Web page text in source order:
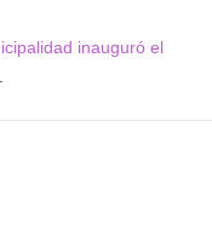
inauguró el